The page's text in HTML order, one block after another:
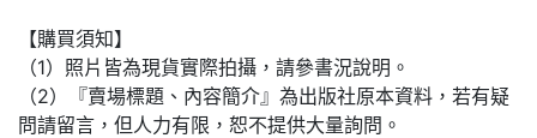
【購買須知】
（1）照片皆為現貨實際拍攝，請參書況說明。
（2）『賣場標題、內容簡介』為出版社原本資料，若有疑
問請留言，但人力有限，恕不提供大量詢問。